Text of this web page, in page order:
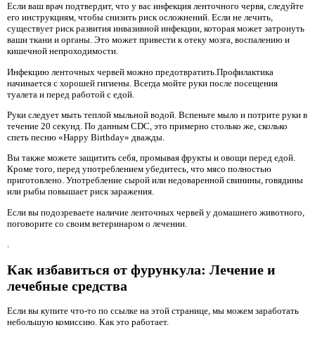
Если ваш врач подтвердит, что у вас инфекция ленточного червя, следуйте
его инструкциям, чтобы снизить риск осложнений. Если не лечить,
существует риск развития инвазивной инфекции, которая может затронуть
ваши ткани и органы. Это может привести к отеку мозга, воспалению и
кишечной непроходимости.
Инфекцию ленточных червей можно предотвратить.Профилактика
начинается с хорошей гигиены. Всегда мойте руки после посещения
туалета и перед работой с едой.
Руки следует мыть теплой мыльной водой. Вспеньте мыло и потрите руки в
течение 20 секунд. По данным CDC, это примерно столько же, сколько
спеть песню «Happy Birthday» дважды.
Вы также можете защитить себя, промывая фрукты и овощи перед едой.
Кроме того, перед употреблением убедитесь, что мясо полностью
приготовлено. Употребление сырой или недоваренной свинины, говядины
или рыбы повышает риск заражения.
Если вы подозреваете наличие ленточных червей у домашнего животного,
поговорите со своим ветеринаром о лечении.
.
Как избавиться от фурункула: Лечение и
лечебные средства
Если вы купите что-то по ссылке на этой странице, мы можем заработать
небольшую комиссию. Как это работает.